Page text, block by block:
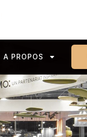
A PROPOS